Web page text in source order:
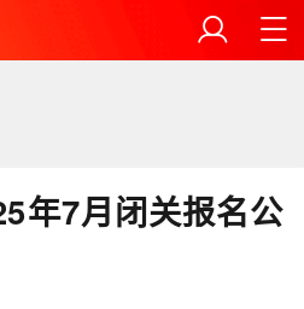
年7月闭关报名公